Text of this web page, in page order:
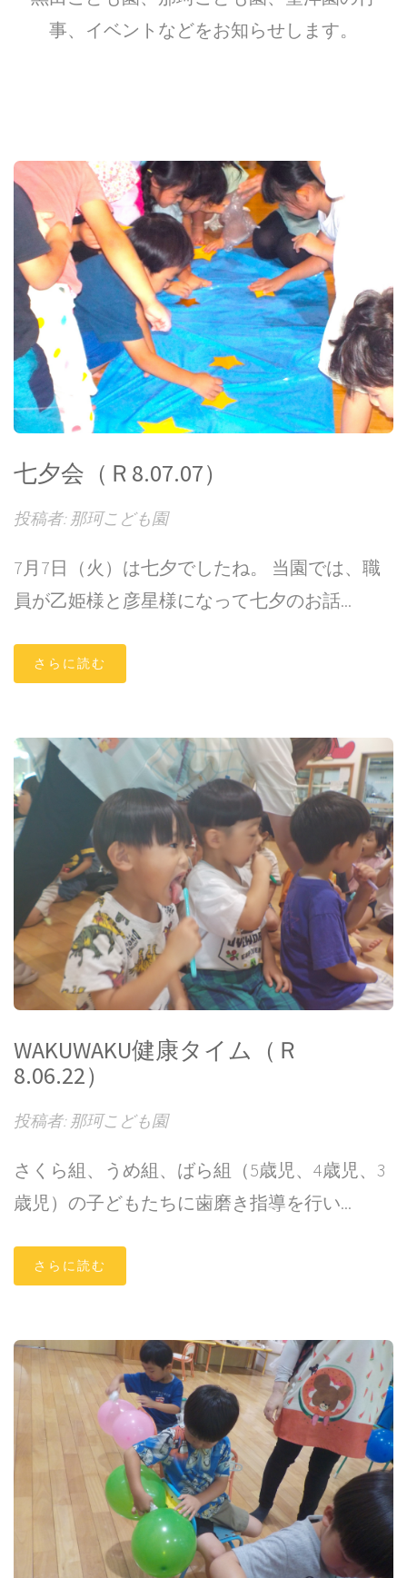
事、イベントなどをお知らせします。
七夕会（Ｒ8.07.07）
投稿者: 那珂こども園
7月7日（火）は七夕でしたね。 当園では、職
員が乙姫様と彦星様になって七夕のお話...
さらに読む
WAKUWAKU健康タイム（Ｒ
8.06.22）
投稿者: 那珂こども園
さくら組、うめ組、ばら組（5歳児、4歳児、3
歳児）の子どもたちに歯磨き指導を行い...
さらに読む